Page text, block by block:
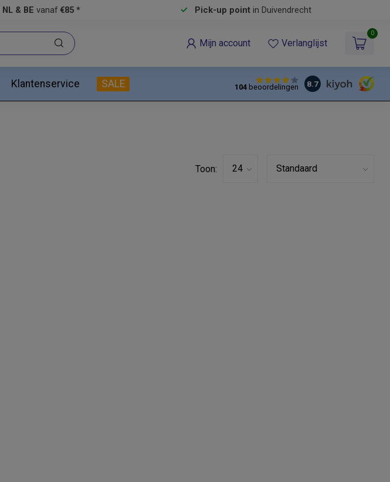
NL & BE vanaf €85 * Pick-up pointin Duivendrecht
Mijn account Verlanglijst
0
Klantenservice SALE 104beoordelingen 8.7
Toon: